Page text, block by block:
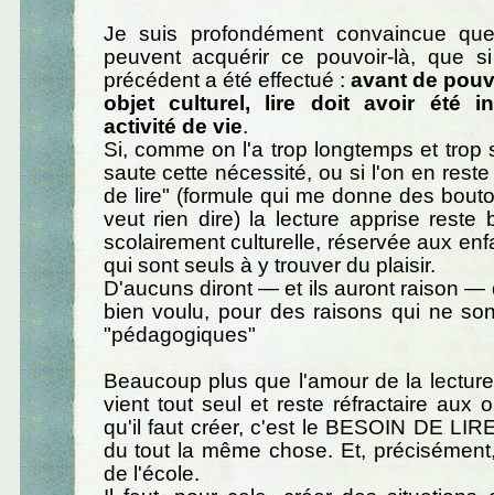
Je suis profondément convaincue
peuvent acquérir ce pouvoir-là, que
précédent a été effectué :avant de
objet culturel, lire doit avoir été
activité de vie.
Si, comme on l'a trop longtemps et trop
saute cette nécessité, ou si l'on en
de lire" (formule qui me donne des
veut rien dire) la lecture apprise reste
scolairement culturelle, réservée aux
qui sont seuls à y trouver du plaisir.
D'aucuns diront — et ils auront raison —
bien voulu, pour des raisons qui ne
"pédagogiques"
Beaucoup plus que l'amour de la
vient tout seul et reste réfractaire aux
qu'il faut créer, c'est le BESOIN DE
du tout la même chose. Et,
de l'école.